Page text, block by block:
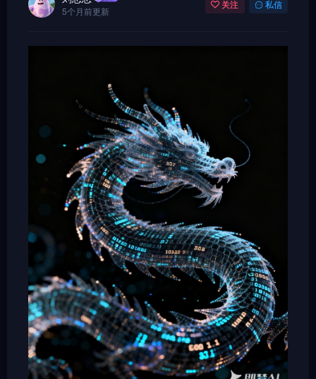
5个月前更新
关注 私信